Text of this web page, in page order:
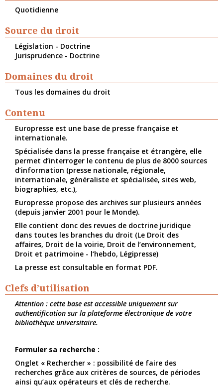
Quotidienne
Source du droit
Législation - Doctrine
Jurisprudence - Doctrine
Domaines du droit
Tous les domaines du droit
Contenu
Europresse est une base de presse française et
internationale.
Spécialisée dans la presse française et étrangère, elle
permet d’interroger le contenu de plus de 8000 sources
d’information (presse nationale, régionale,
internationale, généraliste et spécialisée, sites web,
biographies, etc.),
Europresse propose des archives sur plusieurs années
(depuis janvier 2001 pour le Monde).
Elle contient donc des revues de doctrine juridique
dans toutes les branches du droit (Le Droit des
affaires, Droit de la voirie, Droit de l’environnement,
Droit et patrimoine - l‘hebdo, Légipresse)
La presse est consultable en format PDF.
Clefs d’utilisation
Attention : cette base est accessible uniquement sur
authentification sur la plateforme électronique de votre
bibliothèque universitaire.
Formuler sa recherche :
Onglet « Rechercher » : possibilité de faire des
recherches grâce aux critères de sources, de périodes
ainsi qu’aux opérateurs et clés de recherche.